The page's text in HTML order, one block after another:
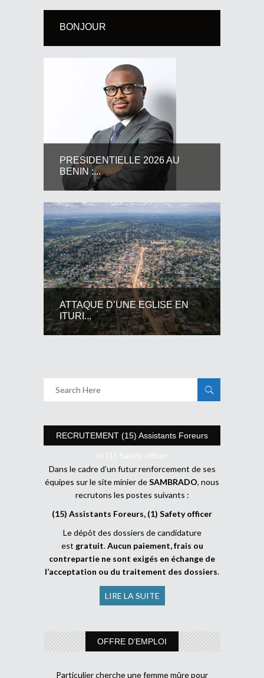
BONJOUR
PRESIDENTIELLE 2026 AU
BENIN :...
ATTAQUE D’UNE EGLISE EN
ITURI...
RECRUTEMENT (15) Assistants Foreurs
et (1) Safety officer
Dans le cadre d’un futur renforcement de ses
équipes sur le site minier deSAMBRADO, nous
recrutons les postes suivants :
(15) Assistants Foreurs, (1) Safety officer
Le dépôt des dossiers de candidature
est gratuit.Aucun paiement, frais ou
contrepartie ne sont exigés en échange de
l’acceptation ou du traitement des dossiers.
LIRE LA SUITE
OFFRE D’EMPLOI
Particulier cherche une femme mûre pour